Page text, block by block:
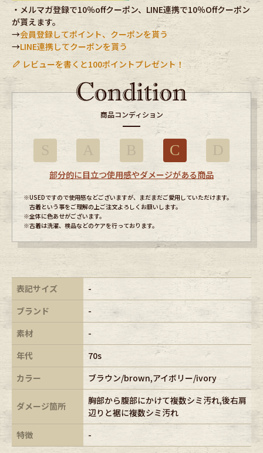
Belt antique goods
Keyring
・メルマガ登録で10％offクーポン、LINE連携で10％Offクーポン
が貰えます。
→会員登録してポイント、クーポンを貰う
→LINE連携してクーポンを貰う
レビューを書くと100ポイントプレゼント！
商品コンディション
C
部分的に目立つ使用感やダメージがある商品
※USEDですので使用感などございますが、まだまだご愛用していただけます。
古着という事をご理解の上ご注文よろしくお願いします。
※全体に色あせがございます。
※古着は洗濯、検品などのケアを行っております。
表記サイズ
-
ブランド
-
素材
-
年代
70s
カラー
ブラウン/brown,アイボリー/ivory
ダメージ箇所
胸部から腹部にかけて複数シミ汚れ,後右肩
辺りと裾に複数シミ汚れ
特徴
-